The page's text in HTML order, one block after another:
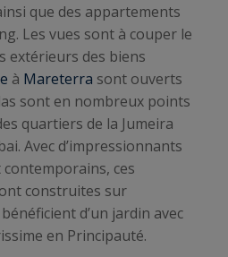
que des appartements
Les vues sont à couper le
extérieurs des biens
à Mareterra sont ouverts
sont en nombreux points
quartiers de la Jumeira
Avec d’impressionnants
ces
construites sur
d’un jardin avec
en Principauté.